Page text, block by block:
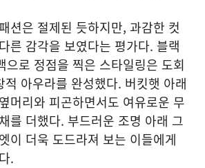
션은 절제된 듯하지만, 과감한 컷
른 감각을 보였다는 평가다. 블랙
으로 정점을 찍은 스타일링은 도회
아우라를 완성했다. 버킷햇 아래
머리와 피곤하면서도 여유로운 무
를 더했다. 부드러운 조명 아래 그
이 더욱 도드라져 보는 이들에게
.